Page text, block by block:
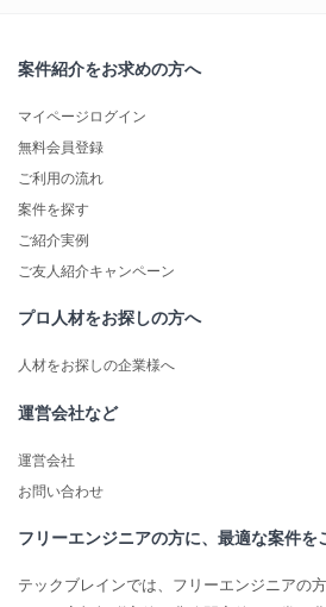
案件紹介をお求めの方へ
マイページログイン
無料会員登録
ご利用の流れ
案件を探す
ご紹介実例
ご友人紹介キャンペーン
プロ人材をお探しの方へ
人材をお探しの企業様へ
運営会社など
運営会社
お問い合わせ
フリーエンジニアの方に、最適な案件を
テックブレインでは、フリーエンジニアの